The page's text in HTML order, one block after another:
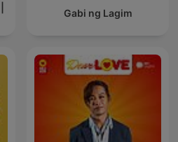
Gabi ng Lagim